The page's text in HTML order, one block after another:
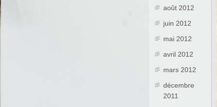
août 2012
juin 2012
mai 2012
avril 2012
mars 2012
décembre
2011